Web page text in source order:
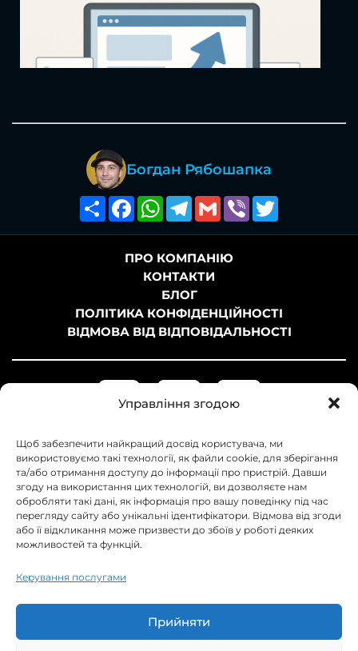
Управління згодою
Щоб забезпечити найкращий досвід користувача, ми
використовуємо такі технології, як файли cookie, для зберігання
та/або отримання доступу до інформації про пристрій. Давши
згоду на використання цих технологій, ви дозволяєте нам
обробляти такі дані, як інформація про вашу поведінку під час
перегляду сайту або унікальні ідентифікатори. Відмова від згоди
або її відкликання може призвести до збоїв у роботі деяких
можливостей та функцій.
Керування послугами
Прийняти
Богдан Рябошапка
Поширити
FacebookWhatsApp
Telegram
GmailViber
ПРО КОМПАНІЮ
КОНТАКТИ
БЛОГ
ПОЛІТИКА КОНФІДЕНЦІЙНОСТІ
ВІДМОВА ВІД ВІДПОВІДАЛЬНОСТІ
+38 093 358-82-72
Українa, м. Суми, просп. Перемоги 105